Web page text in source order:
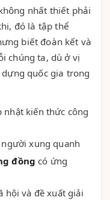
nhất thiết phải
đó là tập thể
biết đoàn kết và
chúng ta, dù ở vị
quốc gia trong
nhật kiến thức công
xung quanh
đồng có ứng
hội và đề xuất giải